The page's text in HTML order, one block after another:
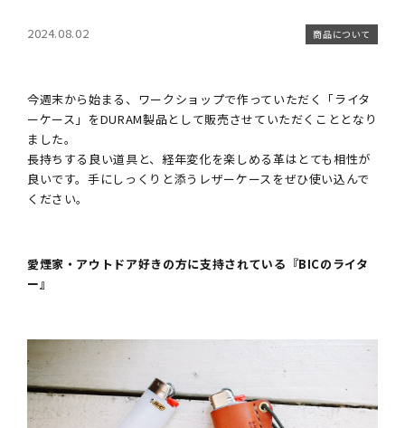
カメラストラップ
ポーチ
バッグ
メガネケース
ストラップ
プチギフト
在庫商品
ラッピングについて
お問い合わせ
2024.08.02 商品について
今週末から始まる、ワークショップで作っていただく「ライタ
ーケース」をDURAM製品として販売させていただくこととなり
ました。
長持ちする良い道具と、経年変化を楽しめる革はとても相性が
良いです。手にしっくりと添うレザーケースをぜひ使い込んで
ください。
愛煙家・アウトドア好きの方に支持されている『BICのライタ
ー』